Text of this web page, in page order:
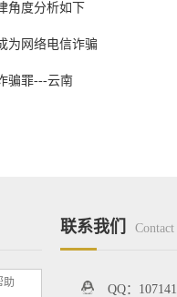
角度分析如下
为网络电信诈骗
骗罪---云南
联系我们 Contact
QQ：